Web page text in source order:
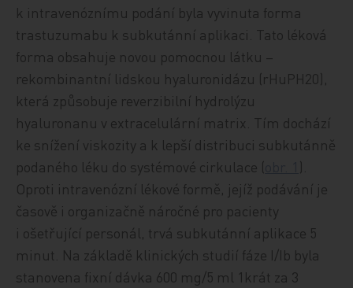
k intravenóznímu podání byla vyvinuta forma
trastuzumabu k subkutánní aplikaci. Tato léková
forma obsahuje novou pomocnou látku –
rekombinantní lidskou hyaluronidázu (rHuPH20),
která způsobuje reverzibilní hydrolýzu
hyaluronanu v extracelulární matrix. Tím dochází
ke snížení viskozity a k lepší distribuci subkutánně
podaného léku do systémové cirkulace (
).
Oproti intravenózní lékové formě, jejíž podávání je
časově i organizačně náročné pro pacienty
i ošetřující personál, trvá subkutánní aplikace 5
minut. Na základě klinických studií fáze I/Ib byla
stanovena fixní dávka 600 mg/5 ml 1krát za 3